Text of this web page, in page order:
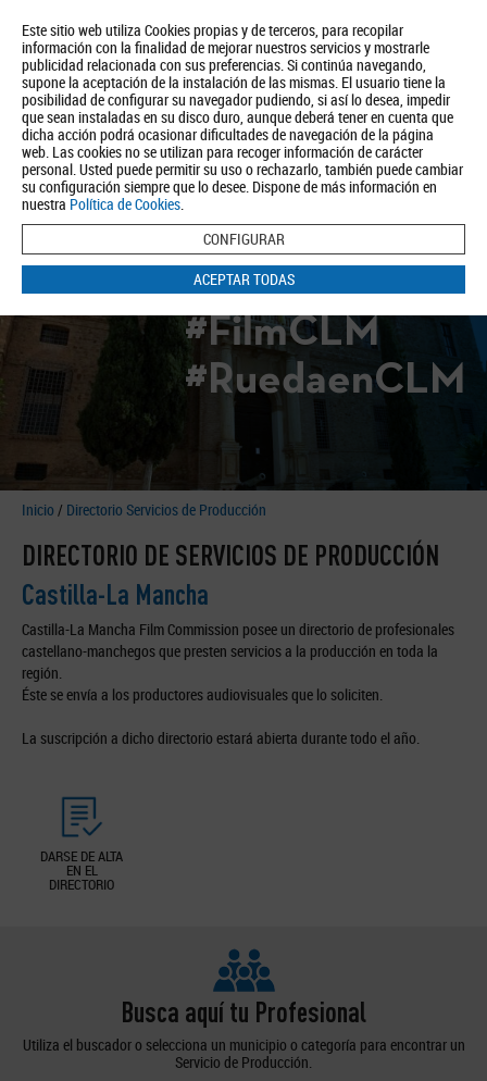
Este sitio web utiliza Cookies propias y de terceros, para recopilar
información con la finalidad de mejorar nuestros servicios y mostrarle
publicidad relacionada con sus preferencias. Si continúa navegando,
supone la aceptación de la instalación de las mismas. El usuario tiene la
posibilidad de configurar su navegador pudiendo, si así lo desea, impedir
que sean instaladas en su disco duro, aunque deberá tener en cuenta que
dicha acción podrá ocasionar dificultades de navegación de la página
web. Las cookies no se utilizan para recoger información de carácter
personal. Usted puede permitir su uso o rechazarlo, también puede cambiar
su configuración siempre que lo desee. Dispone de más información en
nuestra Política de Cookies.
CONFIGURAR
ACEPTAR TODAS
Quiénes somos Turismo Política de Privacidad Aviso Legal
Política de Cookies
BUSCAR
#FilmCLM
#RuedaenCLM
Inicio / Directorio Servicios de Producción
DIRECTORIO DE SERVICIOS DE PRODUCCIÓN
Castilla-La Mancha
Castilla-La Mancha Film Commission posee un directorio de profesionales
castellano-manchegos que presten servicios a la producción en toda la
región.
Éste se envía a los productores audiovisuales que lo soliciten.
La suscripción a dicho directorio estará abierta durante todo el año.
DARSE DE ALTA
EN EL
DIRECTORIO
Busca aquí tu Profesional
Utiliza el buscador o selecciona un municipio o categoría para encontrar un
Servicio de Producción.